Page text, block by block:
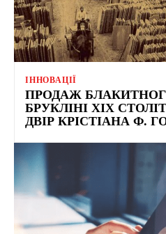
ІННОВАЦІЇ
ПРОДАЖ
БРУКЛІНІ ХІХ
ДВІР КРІСТІАНА Ф.